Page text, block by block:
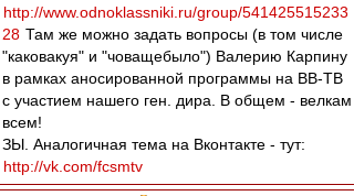
http://www.odnoklassniki.ru/group/541425515233
28 Там же можно задать вопросы (в том числе
"каковакуя" и "човащебыло") Валерию Карпину
в рамках аносированной программы на ВВ-ТВ
с участием нашего ген. дира. В общем - велкам
всем!
ЗЫ. Аналогичная тема на Вконтакте - тут:
http://vk.com/fcsmtv